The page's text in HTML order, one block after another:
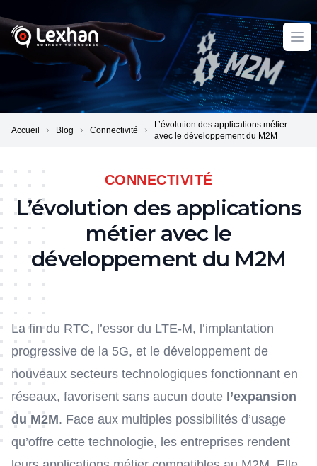
Lexhan
Accueil Blog Connectivité
L’évolution des applications métier
avec le développement du M2M
CONNECTIVITÉ
L’évolution des applications
métier avec le
développement du M2M
La fin du RTC, l’essor du LTE-M, l’implantation
progressive de la 5G, et le développement de
nouveaux secteurs technologiques fonctionnant en
réseaux, favorisent sans aucun doute l’expansion
du M2M. Face aux multiples possibilités d’usage
qu’offre cette technologie, les entreprises rendent